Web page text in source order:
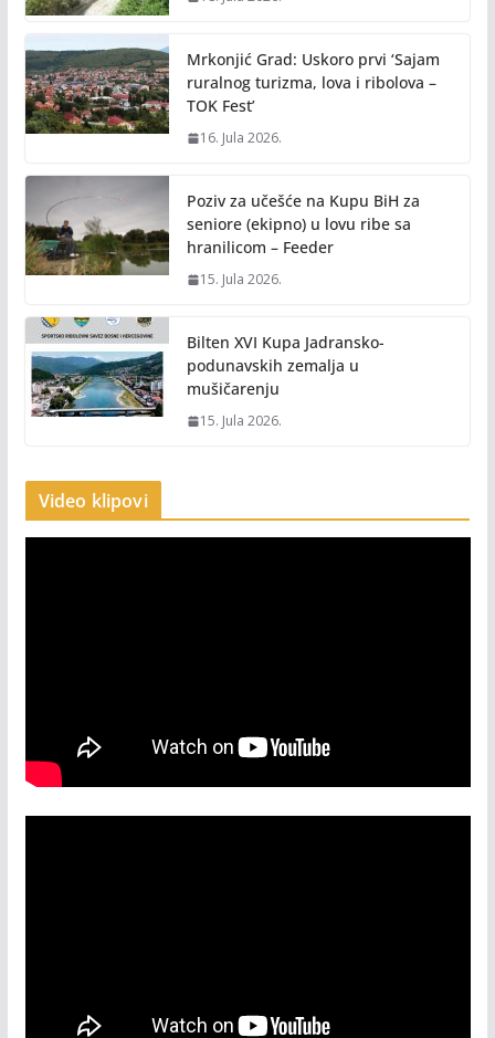
Mrkonjić Grad: Uskoro prvi ‘Sajam
ruralnog turizma, lova i ribolova –
TOK Fest’
16. Jula 2026.
Poziv za učešće na Kupu BiH za
seniore (ekipno) u lovu ribe sa
hranilicom – Feeder
15. Jula 2026.
Bilten XVI Kupa Jadransko-
podunavskih zemalja u
mušičarenju
15. Jula 2026.
Video klipovi